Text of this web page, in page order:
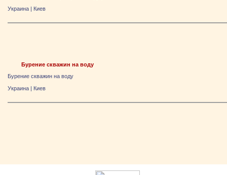
Украина | Киев
Бурение скважин на воду
Бурение скважин на воду
Украина | Киев